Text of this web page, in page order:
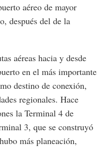
aéreo de mayor
después del de la
aéreas hacia y desde
en el más importante
destino de conexión,
regionales. Hace
la Terminal 4 de
3, que se construyó
más planeación,